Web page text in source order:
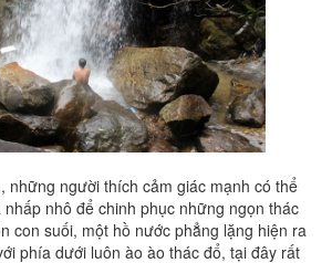
những người thích cảm giác mạnh có thể
nhấp nhô để chinh phục những ngọn thác
con suối, một hồ nước phẳng lặng hiện ra
phía dưới luôn ào ào thác đổ, tại đây rất